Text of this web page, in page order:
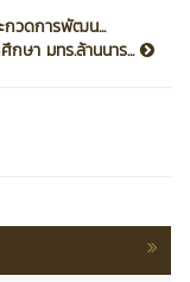
กวดการพัฒน...
กษา มทร.ล้านนาร...